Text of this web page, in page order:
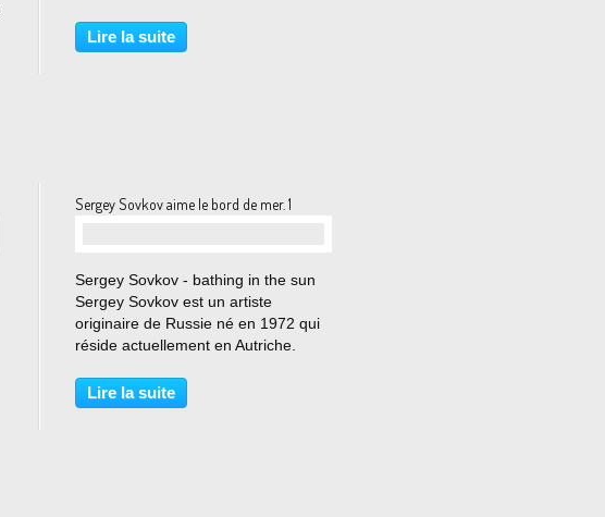
Lire la suite
Sergey Sovkov aime le bord de mer. 1
Sergey Sovkov - bathing in the sun
Sergey Sovkov est un artiste
originaire de Russie né en 1972 qui
réside actuellement en Autriche.
tourne autour de la peinture et de la
céramique, explorant
Lire la suite